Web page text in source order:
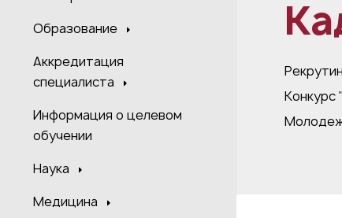
Образование
Аккредитация
специалиста
Информация о целевом
обучении
Наука
Медицина
Конкурс